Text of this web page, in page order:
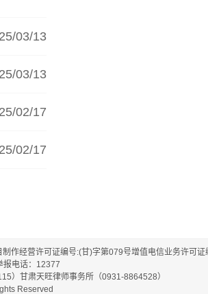
03/13
03/13
02/17
02/17
作经营许可证编号:(甘)字第079号增值电信业务许可
报电话：12377
）甘肃天旺律师事务所（0931-8864528）
Reserved